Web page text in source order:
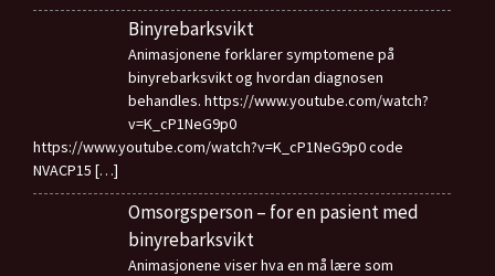
Binyrebarksvikt
Animasjonene forklarer symptomene på
binyrebarksvikt og hvordan diagnosen
behandles. https://www.youtube.com/watch?
v=K_cP1NeG9p0
https://www.youtube.com/watch?v=K_cP1NeG9p0 code
NVACP15 […]
Omsorgsperson – for en pasient med
binyrebarksvikt
Animasjonene viser hva en må lære som